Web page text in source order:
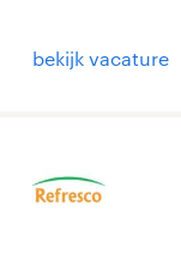
bekijk vacature